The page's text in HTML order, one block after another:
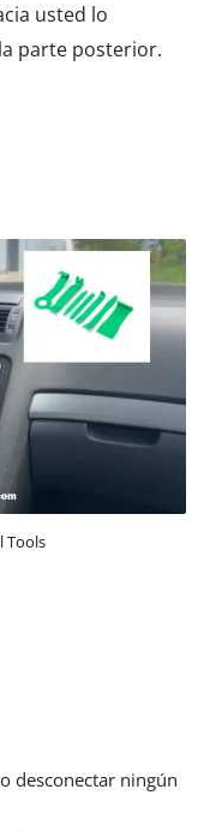
usted lo
parte posterior.
Tools
desconectar ningún